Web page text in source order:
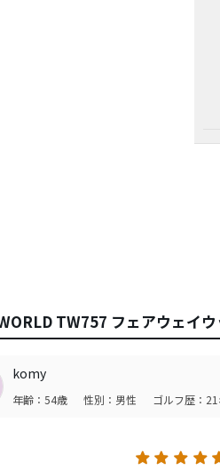
TW757 フェアウェイ
komy
年齢：54歳 性別：男性 ゴルフ歴：